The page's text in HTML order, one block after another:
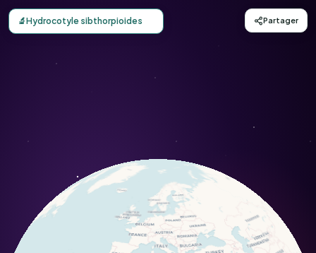
Carte d'observation du Hydrocotyle sibthorpioides
🔬Hydrocotyle sibthorpioides Partager